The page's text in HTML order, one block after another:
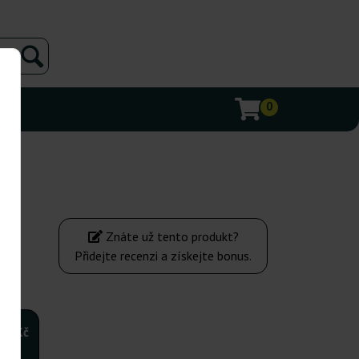
0
380Kč
Znáte už tento produkt?
Přidejte recenzi a získejte bonus.